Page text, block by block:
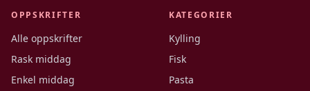
OPPSKRIFTER
Alle oppskrifter
Rask middag
Enkel middag
KATEGORIER
Kylling
Fisk
Pasta